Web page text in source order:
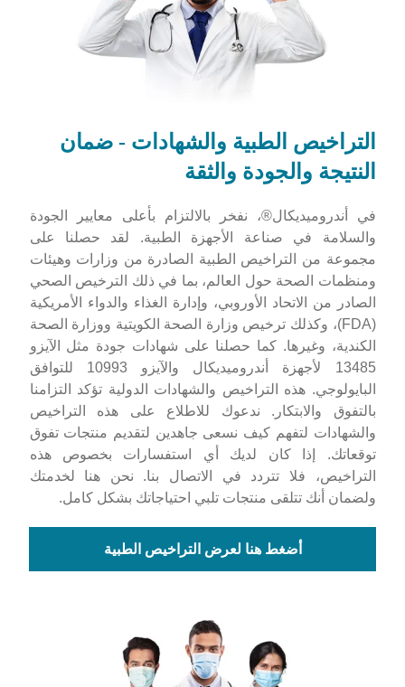
التراخيص الطبية والشهادات - ضمان
النتيجة والجودة والثقة
في أندروميديكال®، نفخر بالالتزام بأعلى معايير الجودة
والسلامة في صناعة الأجهزة الطبية. لقد حصلنا على
مجموعة من التراخيص الطبية الصادرة من وزارات وهيئات
ومنظمات الصحة حول العالم، بما في ذلك الترخيص الصحي
الصادر من الاتحاد الأوروبي، وإدارة الغذاء والدواء الأمريكية
(FDA)، وكذلك ترخيص وزارة الصحة الكويتية ووزارة الصحة
الكندية، وغيرها. كما حصلنا على شهادات جودة مثل الآيزو
13485 لأجهزة أندروميديكال والآيزو 10993 للتوافق
البايولوجي. هذه التراخيص والشهادات الدولية تؤكد التزامنا
بالتفوق والابتكار. ندعوك للاطلاع على هذه التراخيص
والشهادات لتفهم كيف نسعى جاهدين لتقديم منتجات تفوق
توقعاتك. إذا كان لديك أي استفسارات بخصوص هذه
التراخيص، فلا تتردد في الاتصال بنا. نحن هنا لخدمتك
ولضمان أنك تتلقى منتجات تلبي احتياجاتك بشكل كامل.
أضغط هنا لعرض التراخيص الطبية